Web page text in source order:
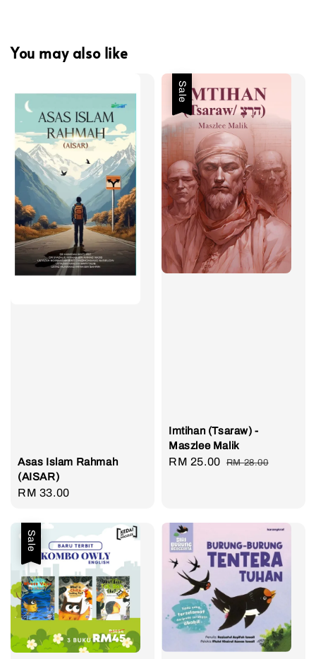
You may also like
Asas Islam Rahmah
(AISAR)
Regular
RM 33.00
Sale
Imtihan (Tsaraw) -
Maszlee Malik
Sale
RM 25.00 Regular
RM 28.00
Sale